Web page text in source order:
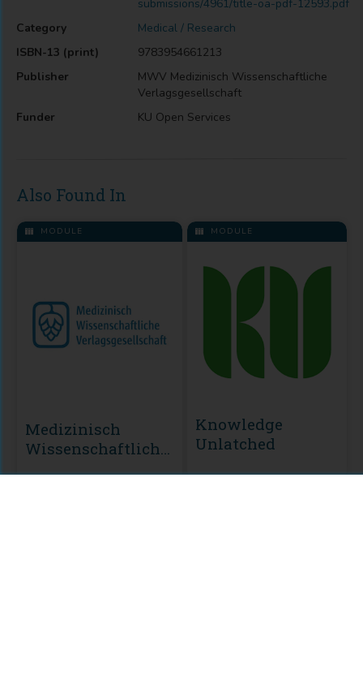
submissions/4961/title-oa-pdf-12593.pdf
Category
Medical / Research
ISBN-13 (print)
9783954661213
Publisher
MWV Medizinisch Wissenschaftliche
Verlagsgesellschaft
Funder
KU Open Services
Also Found In
MODULE
Medizinisch
Wissenschaftliche
MODULE
Knowledge
Unlatched